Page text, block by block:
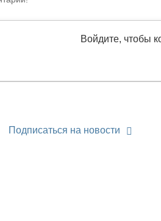
Войдите, чтобы
Подписаться на новости